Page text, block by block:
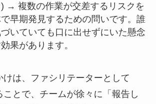
→ 複数の作業が交差するリスクを
早期発見するための問いです。誰
いていても口に出せずにいた懸念
果があります。
けは、ファシリテーターとして
ことで、チームが徐々に「報告し